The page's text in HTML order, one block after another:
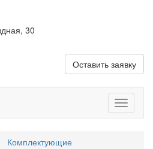
30
Оставить заявку
меню
Комплектующие